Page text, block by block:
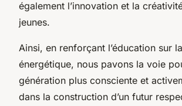
également l’innovation et la
jeunes.
Ainsi, en renforçant l’éducation sur
énergétique, nous pavons la voie
génération plus consciente et
dans la construction d’un futur